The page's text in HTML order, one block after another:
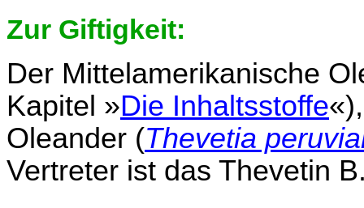
Zur Giftigkeit:
Der Mittelamerikanische
Kapitel »Die Inhaltsstoffe
Oleander (Thevetia
Vertreter ist das Thevetin